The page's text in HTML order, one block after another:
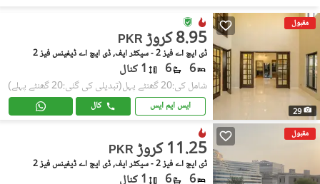
مقبول
29
PKR 8.95 کروڑ
ڈی ایچ اے فیز 2 - سیکٹر ایف, ڈی ایچ اے ڈیفینس فیز 2
6
6 1 کنال
شامل کی:20 گھنٹے پہل (تبدیلی کی گئی:20 گھنٹے پہلے)
ایس ایم ایس کال
مقبول
PKR 11.25 کروڑ
ڈی ایچ اے فیز 2 - سیکٹر ایف, ڈی ایچ اے ڈیفینس فیز 2
6
6 1 کنال